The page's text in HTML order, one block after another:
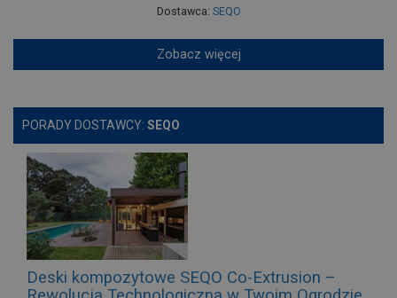
Dostawca: SEQO
Zobacz więcej
PORADY DOSTAWCY: SEQO
Deski kompozytowe SEQO Co-Extrusion –